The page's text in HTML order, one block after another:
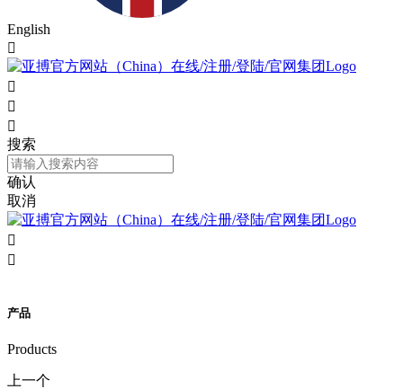
English




搜索
确认
取消


产品
Products
上一个